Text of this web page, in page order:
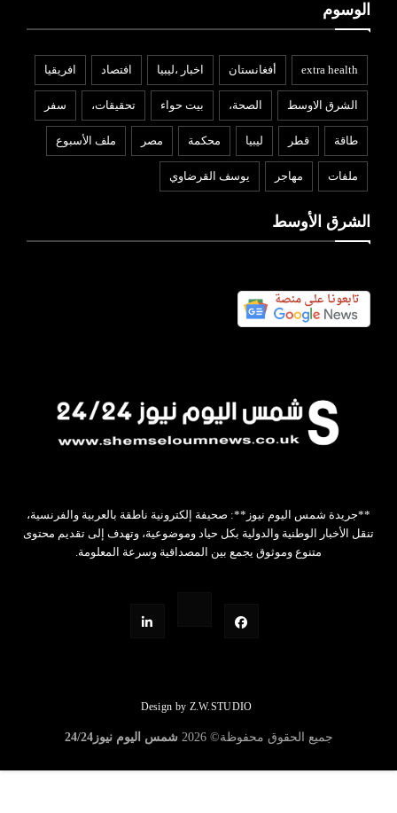
الوسوم
extra health أفغانستان اخبار ،ليبيا افتصاد افريقيا
الشرق الاوسط الصحة، بيت حواء تحقيقات، سفر
طاقة قطر ليبيا محكمة مصر ملف الأسبوع
ملفات مهاجر يوسف القرضاوي
الشرق الأوسط
**جريدة شمس اليوم نيوز**: صحيفة إلكترونية ناطقة بالعربية والفرنسية،
تنقل الأخبار الوطنية والدولية بكل حياد وموضوعية، وتهدف إلى تقديم محتوى
متنوع وموثوق يجمع بين المصداقية وسرعة المعلومة.
Design by Z.W.STUDIO
جميع الحقوق محفوظة©2026 شمس اليوم نيوز24/24